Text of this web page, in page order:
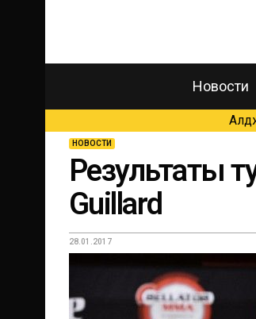
Новости
НОВОСТИ
Результаты
Guillard
28.01.2017